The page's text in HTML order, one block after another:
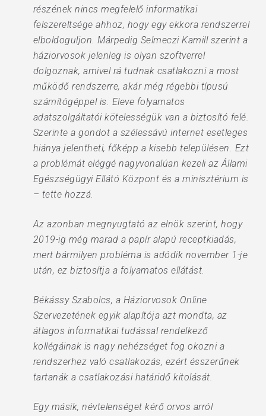
részének nincs megfelelő informatikai
felszereltsége ahhoz, hogy egy ekkora rendszerrel
elboldoguljon. Márpedig Selmeczi Kamill szerint a
háziorvosok jelenleg is olyan szoftverrel
dolgoznak, amivel rá tudnak csatlakozni a most
működő rendszerre, akár még régebbi típusú
számítógéppel is. Eleve folyamatos
adatszolgáltatói kötelességük van a biztosító felé.
Szerinte a gondot a szélessávú internet esetleges
hiánya jelentheti, főképp a kisebb településen. Ezt
a problémát eléggé nagyvonalúan kezeli az Állami
Egészségügyi Ellátó Központ és a minisztérium is
– tette hozzá.
Az azonban megnyugtató az elnök szerint, hogy
2019-ig még marad a papír alapú receptkiadás,
mert bármilyen probléma is adódik november 1-je
után, ez biztosítja a folyamatos ellátást.
Békássy Szabolcs, a Háziorvosok Online
Szervezetének egyik alapítója azt mondta, az
átlagos informatikai tudással rendelkező
kollégáinak is nagy nehézséget fog okozni a
rendszerhez való csatlakozás, ezért ésszerűnek
tartanák a csatlakozási határidő kitolását.
Egy másik, névtelenséget kérő orvos arról